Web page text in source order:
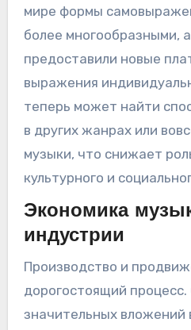
мире формы
более многообразными,
предоставили новые
выражения
теперь может найти
в других жанрах или
музыки, что снижает
культурного и
Экономика
индустрии
Производство и
дорогостоящий
значительных вложений